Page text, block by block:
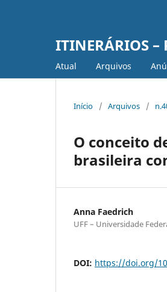
ITINERÁRIOS
Atual Arquivos
Início / Arquivos /
O conceito
brasileira
Anna Faedrich
UFF – Universidade
DOI: https://doi.org/